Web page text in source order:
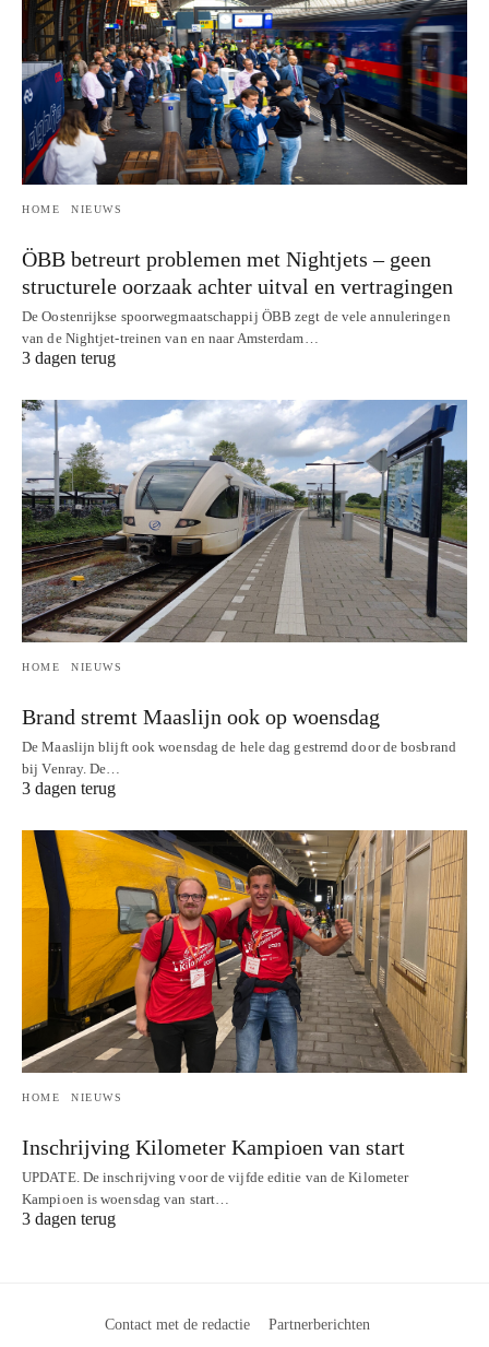
HOME NIEUWS
ÖBB betreurt problemen met Nightjets – geen
structurele oorzaak achter uitval en vertragingen
De Oostenrijkse spoorwegmaatschappij ÖBB zegt de vele annuleringen
van de Nightjet-treinen van en naar Amsterdam…
3 dagen terug
HOME NIEUWS
Brand stremt Maaslijn ook op woensdag
De Maaslijn blijft ook woensdag de hele dag gestremd door de bosbrand
bij Venray. De…
3 dagen terug
HOME NIEUWS
Inschrijving Kilometer Kampioen van start
UPDATE. De inschrijving voor de vijfde editie van de Kilometer
Kampioen is woensdag van start…
3 dagen terug
Contact met de redactie Partnerberichten